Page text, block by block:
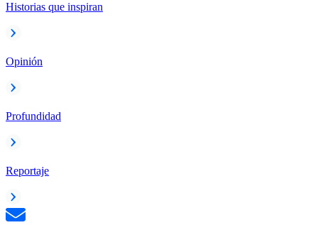
Historias que inspiran
Opinión
Profundidad
Reportaje